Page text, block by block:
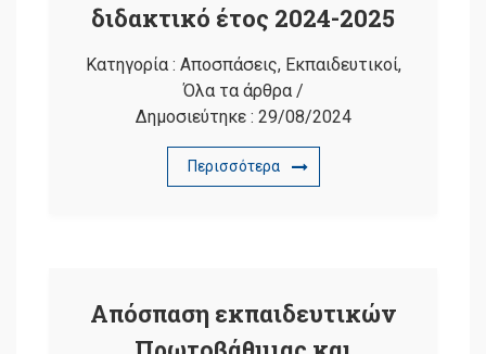
διδακτικό έτος 2024-2025
Κατηγορία : Αποσπάσεις, Εκπαιδευτικοί,
Όλα τα άρθρα/
Δημοσιεύτηκε : 29/08/2024
Περισσότερα
Απόσπαση εκπαιδευτικών